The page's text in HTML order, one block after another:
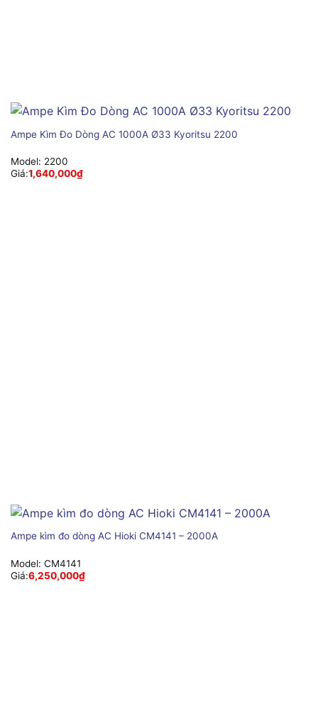
Ampe Kìm Đo Dòng AC 1000A Ø33 Kyoritsu 2200
Model: 2200
Giá:1,640,000₫
Ampe kìm đo dòng AC Hioki CM4141 – 2000A
Model: CM4141
Giá:6,250,000₫